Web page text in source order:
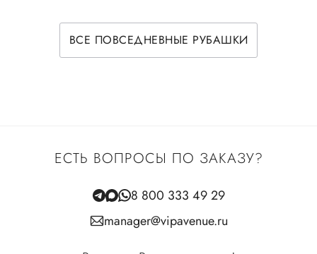
ВСЕ ПОВСЕДНЕВНЫЕ РУБАШКИ
ЕСТЬ ВОПРОСЫ ПО ЗАКАЗУ?
8 800 333 49 29
manager@vipavenue.ru